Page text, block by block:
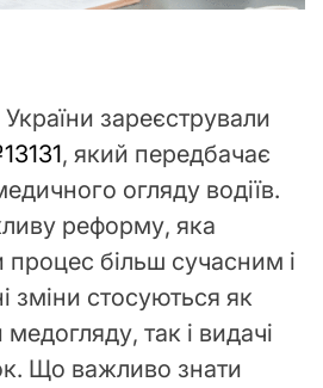
зареєстрували
, який передбачає
огляду водіїв.
реформу, яка
більш сучасним і
зміни стосуються як
так і видачі
Що важливо знати